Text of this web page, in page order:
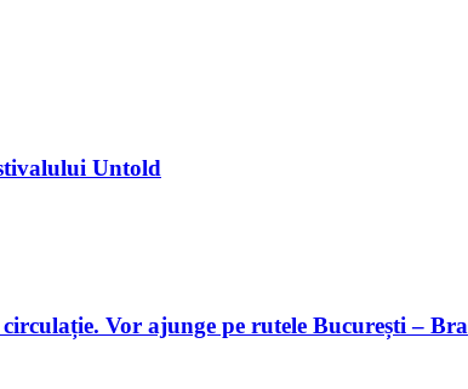
Untold
Vor ajunge pe rutele București –